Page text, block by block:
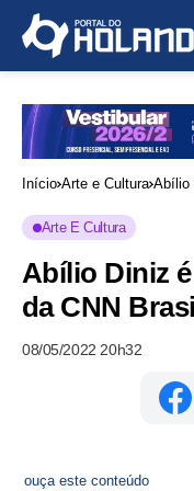
Início Arte e Cultura Abílio
Arte E Cultura
Abílio Diniz
da CNN
08/05/2022 20h32
ouça este conteúdo